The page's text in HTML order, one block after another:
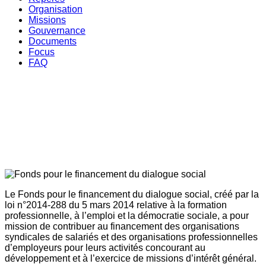
Organisation
Missions
Gouvernance
Documents
Focus
FAQ
Le Fonds pour le financement du dialogue social, créé par la
loi n°2014-288 du 5 mars 2014 relative à la formation
professionnelle, à l’emploi et la démocratie sociale, a pour
mission de contribuer au financement des organisations
syndicales de salariés et des organisations professionnelles
d’employeurs pour leurs activités concourant au
développement et à l’exercice de missions d’intérêt général.